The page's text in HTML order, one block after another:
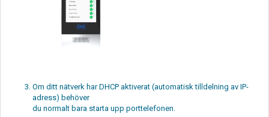
Om ditt nätverk har DHCP aktiverat (automatisk tilldelning av IP-
adress) behöver
du normalt bara starta upp porttelefonen.